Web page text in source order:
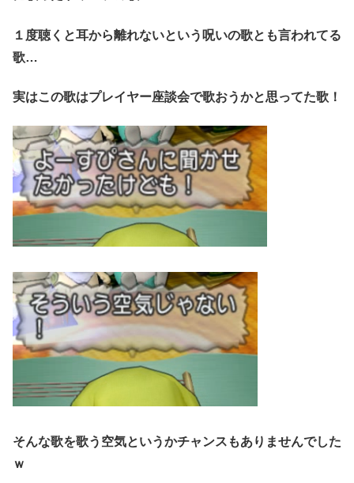
１度聴くと耳から離れないという呪いの歌とも言われてる
歌…
実はこの歌はプレイヤー座談会で歌おうかと思ってた歌！
そんな歌を歌う空気というかチャンスもありませんでした
ｗ